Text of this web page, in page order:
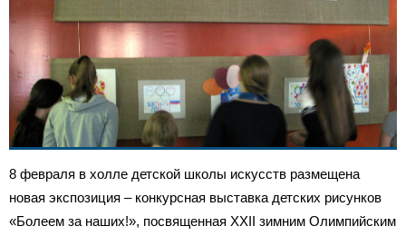
8 февраля в холле детской школы искусств размещена
новая экспозиция – конкурсная выставка детских рисунков
«Болеем за наших!», посвященная XXII зимним Олимпийским